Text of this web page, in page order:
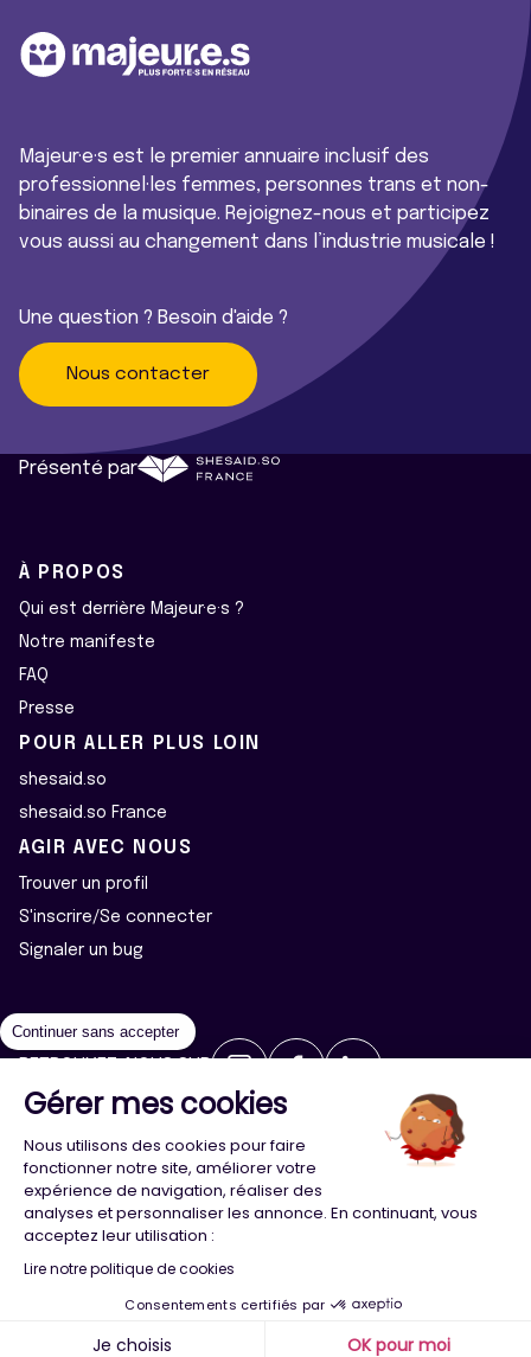
Majeur·e·s est le premier annuaire inclusif des
professionnel·les femmes, personnes trans et non-
binaires de la musique. Rejoignez-nous et participez
vous aussi au changement dans l’industrie musicale !
Une question ? Besoin d'aide ?
Nous contacter
Présenté par
À PROPOS
Qui est derrière Majeur·e·s ?
Notre manifeste
FAQ
Presse
POUR ALLER PLUS LOIN
shesaid.so
shesaid.so France
AGIR AVEC NOUS
Trouver un profil
S'inscrire/Se connecter
Signaler un bug
2026 ©Majeur·e·s - Tous droits réservés
Politique de confidentialité
Cookies
Conception Agence Adeliom
Continuer sans accepter
Gérer mes cookies
Nous utilisons des cookies pour faire
fonctionner notre site, améliorer votre
expérience de navigation, réaliser des
analyses et personnaliser les annonce. En continuant, vous
acceptez leur utilisation :
Lire notre politique de cookies
Consentements certifiés par
Je choisis OK pour moi